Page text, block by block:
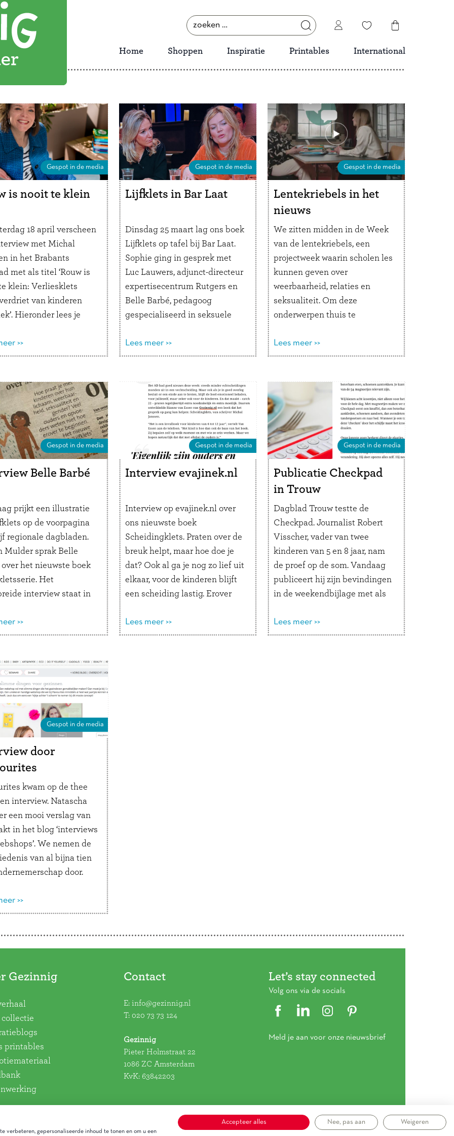
zoeken
naar:
Home Shoppen Inspiratie Printables International
Gespot in de media
is nooit te klein
18 april verscheen
met Michal
in het Brabants
met als titel ‘Rouw is
klein: Verliesklets
van kinderen
Hieronder lees je
Hoe ga je als kind om
overlijden van een opa,
Lees verder
>>
Gespot in de media
Lijfklets in Bar Laat
Dinsdag 25 maart lag ons boek
Lijfklets op tafel bij Bar Laat.
Sophie ging in gesprek met
Luc Lauwers, adjunct-directeur
expertisecentrum Rutgers en
Belle Barbé, pedagoog
gespecialiseerd in seksuele
Lijfklets. Aanleiding is het kort
geding dat Rutgers aanspant
die leugens verspreidt over de
Week van de Lentekriebels …
Lees verder
Lees meer >>
Gespot in de media
Lentekriebels in het
nieuws
We zitten midden in de Week
van de lentekriebels, een
projectweek waarin scholen les
kunnen geven over
weerbaarheid, relaties en
seksualiteit. Om deze
onderwerpen thuis te
samenwerking met specialist
seksuele opvoeding Belle
gemaakt. Belle is deze week
veelvuldig te gast in diverse
radio- en tv-programma’s. De
Week …Lees verder
Lees meer >>
Gespot in de media
Belle Barbé
prijkt een illustratie
op de voorpagina
regionale dagbladen.
Mulder sprak Belle
over het nieuwste boek
Het
interview staat in
Haarlems Dagblad,
Courant, Leidsch
Lijfklets nodigt kind
uit om samen te
te lachen en vooral …
>>
Gespot in de media
Interview evajinek.nl
Interview op evajinek.nl over
ons nieuwste boek
Scheidingklets. Praten over de
breuk helpt, maar hoe doe je
dat? Ook al ga je nog zo lief uit
elkaar, voor de kinderen blijft
een scheiding lastig. Erover
je dan? Het boek
Scheidingklets biedt uitkomst.
Lees meer >>
Gespot in de media
Publicatie Checkpad
in Trouw
Dagblad Trouw testte de
Checkpad. Journalist Robert
Visscher, vader van twee
kinderen van 5 en 8 jaar, nam
de proef op de som. Vandaag
publiceert hij zijn bevindingen
in de weekendbijlage met als
deze krant al jaren allerlei
producten, maar niet eerder
Lees meer >>
Gespot in de media
door
kwam op de thee
interview. Natascha
een mooi verslag van
in het blog ‘interviews
We nemen de
van al bijna tien
door.
we staan stil bij
van Gezinnig,
>>
Gezinnig
collectie
printables
Contact
E: info@gezinnig.nl
T: 020 73 73 124
Gezinnig
Pieter Holmstraat 22
1086 ZC Amsterdam
KvK: 63842203
Let’s stay connected
Volg ons via de socials
Meld je aan voor onze nieuwsbrief
verbeteren, gepersonaliseerde inhoud te tonen en om u een
Accepteer alles Nee, pas aan Weigeren